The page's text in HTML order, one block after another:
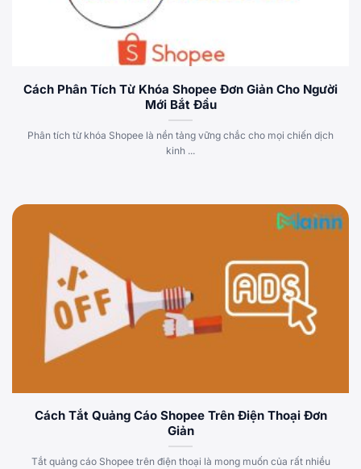
Cách Phân Tích Từ Khóa Shopee Đơn Giản Cho Người
Mới Bắt Đầu
Phân tích từ khóa Shopee là nền tảng vững chắc cho mọi chiến dịch
kinh ...
Cách Tắt Quảng Cáo Shopee Trên Điện Thoại Đơn
Giản
Tắt quảng cáo Shopee trên điện thoại là mong muốn của rất nhiều